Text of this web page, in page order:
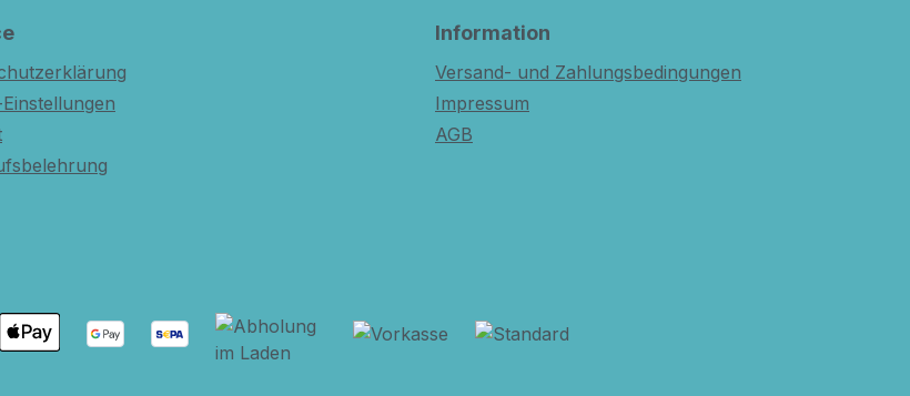
Information
Versand- und Zahlungsbedingungen
Impressum
AGB